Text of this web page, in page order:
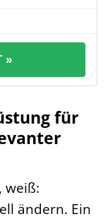
»
für
weiß:
ändern. Ein